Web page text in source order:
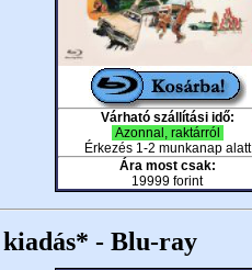
Várható szállítási idő:
Azonnal, raktárról
Érkezés 1-2 munkanap alatt
Ára most csak:
19999 forint
- Blu-ray